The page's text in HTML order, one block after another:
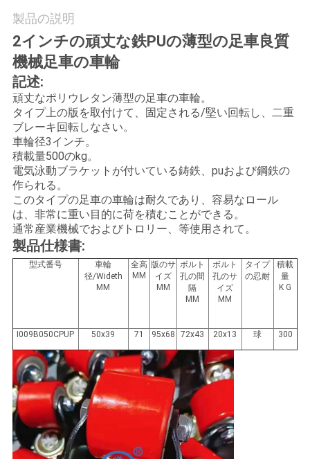
理
私
達
に
連
絡
し
な
さ
引
用
を
要
求
製品の説明
2インチの頑丈な鉄PUの薄型の足車良質
機械足車の車輪
記述:
頑丈なポリウレタン薄型の足車の車輪。
タイプ上の版を取付けて、固定される/堅い回転し、二重
ブレーキ回転しなさい。
車輪径3インチ。
積載量500のkg。
電気泳動ブラケットが付いている鋳鉄、puおよび鋼鉄の
作られる。
このタイプの足車の車輪は耐久であり、容易なロール
は、非常に重い目的に荷を積むことができる。
通常産業機械でおよびトロリー、等使用されて。
製品仕様書:
型式番号
車輪
径/Wideth
MM
全高
MM
版のサ
イズ
MM
ボルト
孔の間
隔
MM
ボルト
孔のサ
イズ
MM
タイプ
の忍耐
積載
量
K G
I009B050CPUP 50x39 71 95x68 72x43 20x13 球 300